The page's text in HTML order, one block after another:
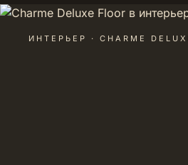
ИНТЕРЬЕР · CHARME